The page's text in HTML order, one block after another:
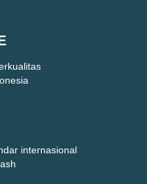
internasional